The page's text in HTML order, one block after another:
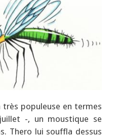
très populeuse en termes
-, un moustique se
Thero lui souffla dessus